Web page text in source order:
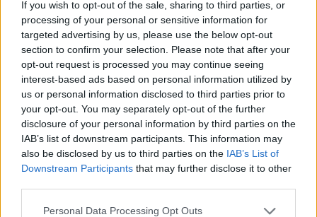
If you wish to opt-out of the sale, sharing to third parties, or
processing of your personal or sensitive information for
targeted advertising by us, please use the below opt-out
section to confirm your selection. Please note that after your
opt-out request is processed you may continue seeing
interest-based ads based on personal information utilized by
us or personal information disclosed to third parties prior to
your opt-out. You may separately opt-out of the further
disclosure of your personal information by third parties on the
IAB’s list of downstream participants. This information may
also be disclosed by us to third parties on the IAB’s List of
Downstream Participants that may further disclose it to other
Please note that this website/app uses one or more Google
Personal Data Processing Opt Outs
Ο δορυφορικός σταθμός της Νεμέας
διαχειρίζεται από τον ΟΤΕ, και είναι ο ένας από